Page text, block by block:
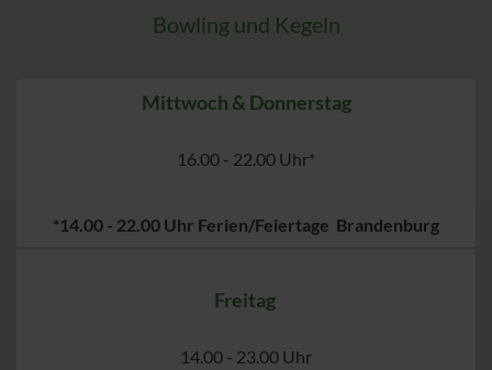
Bowling und Kegeln
Mittwoch & Donnerstag
16.00 - 22.00 Uhr*
*14.00 - 22.00 Uhr Ferien/Feiertage Brandenburg
Freitag
14.00 - 23.00 Uhr